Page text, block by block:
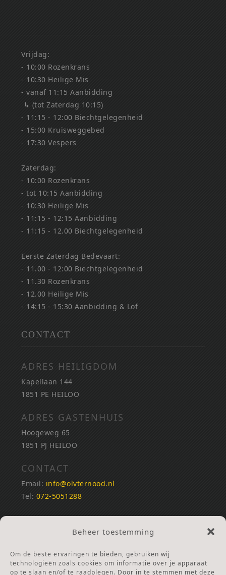
Beheer toestemming
Om de beste ervaringen te bieden, gebruiken wij
technologieën zoals cookies om informatie over je apparaat
op te slaan en/of te raadplegen. Door in te stemmen met deze
Vrijdag:
- 10:00 Rozenkrans
- 10:30 Heilige Mis
- vanaf 11:15 Aanbidding
↳ (tot Zaterdag 10:15)
- 11:15 - 12:00 Biechtgelegenheid
- 15:00 Kruisweggebed
- 17:30 Vespers
Zaterdag:
- 10:00 Rozenkrans
- tot 10:15 Aanbidding
- 10:30 Heilige Mis
- 11:15 - 12:15 Aanbidding
- 11:15 - 12.00 Biechtgelegenheid
Eerste Zaterdag Bedevaart:
- 11.00 - 12:00 Biechtgelegenheid
- 11.30 Rozenkrans
- 12.00 Heilige Mis
- 14:15 - 15:30 Aanbidding & Lof
CONTACT
ADRES HEILIGDOM
Kapellaan 144
1851 PE HEILOO
ADRES GASTENHUIS
Hoogeweg 65
1851 PJ HEILOO
CONTACT
Email: info@olvternood.nl
Tel: 072-5051288
REKENINGNUMMERS
NL25INGB0000672168
Ga naar Doneren